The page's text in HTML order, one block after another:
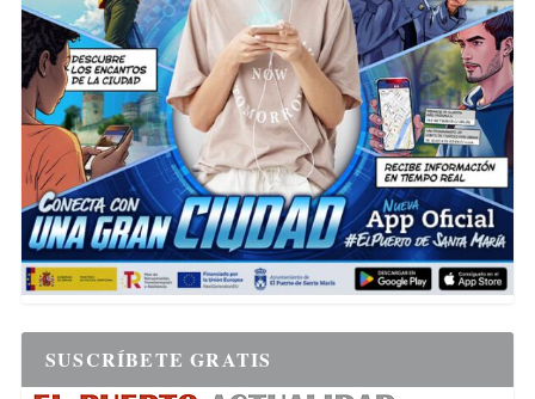
SUSCRÍBETE GRATIS